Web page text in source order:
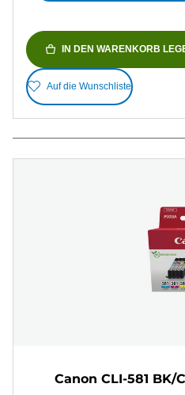
IN DEN WARENKORB
Auf die Wunschliste
Canon CLI-581